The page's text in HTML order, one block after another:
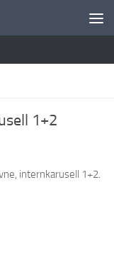
1+2
internkarusell 1+2.